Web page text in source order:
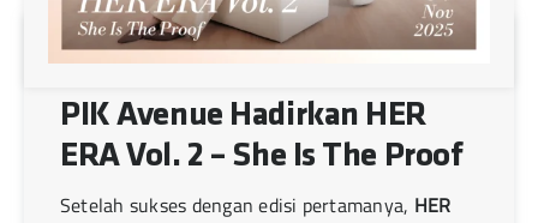
Home Posts News
PIK Avenue Hadirkan HER
ERA Vol. 2 – She Is The Proof
Setelah sukses dengan edisi pertamanya, HER